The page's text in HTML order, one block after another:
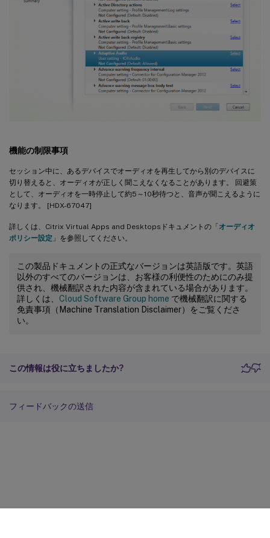
機能の制限事項
セッション中に、あるデバイスでオーディオを再生してから別のデバイスに
切り替えると、オーディオが正しく聞こえなくなることがあります。 回避策
として、オーディオを一時停止して約5～10秒待つと、音声が聞こえるように
なります。 [HDX-67047]
詳しくは、Citrix Virtual Apps and Desktopsドキュメントの「オーディオ
ポリシー設定 」を参照してください。
この製品ドキュメントの正式なバージョンは英語版です。英語
以外のすべてのバージョンは、お客様の利便性のためにのみ提
供され、機械翻訳された内容が含まれている場合があります。
詳しくは、 Cloud Software Group home で機械翻訳に関する
免責事項（Machine Translation Disclaimer）をご覧くださ
い。
この情報は役に立ちましたか?
フィードバックの送信